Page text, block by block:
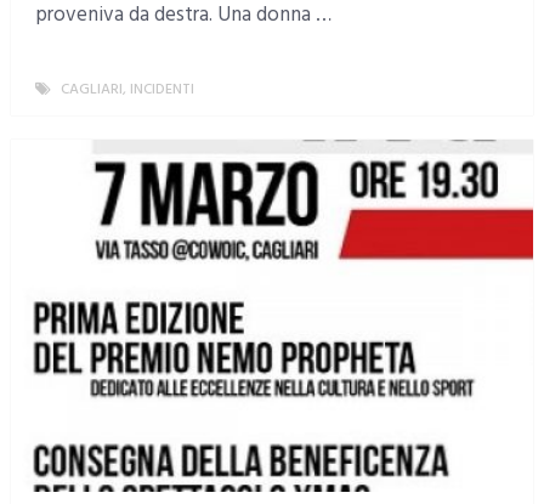
proveniva da destra. Una donna …
CAGLIARI, INCIDENTI